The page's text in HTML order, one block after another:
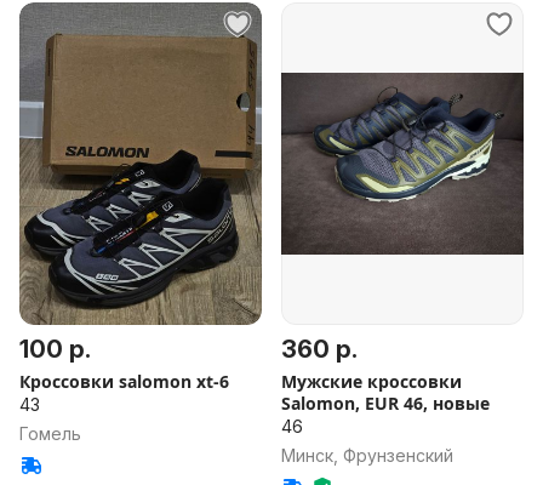
100 р.
Кроссовки salomon xt-6
43
Гомель
360 р.
Мужские кроссовки
Salomon, EUR 46, новые
46
Минск, Фрунзенский